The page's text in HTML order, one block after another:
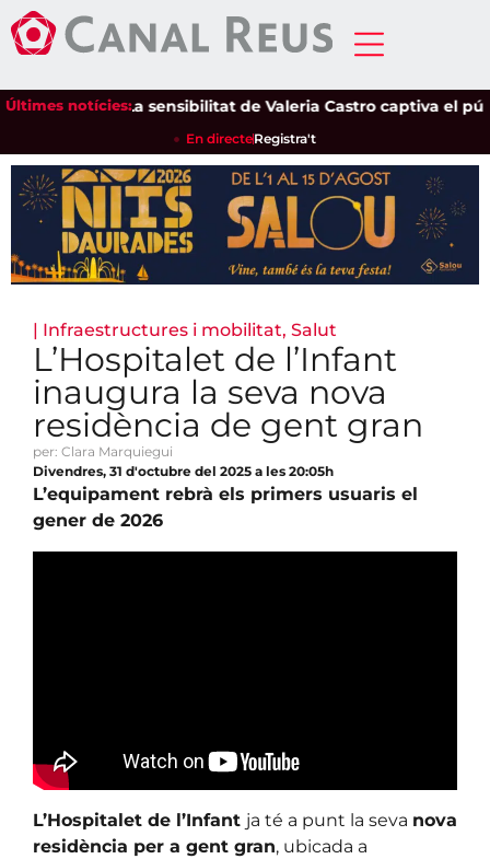
Últimes notícies:La sensibilitat de Valeria Castro captiva el públic
En directeRegistra't
| Infraestructures i mobilitat, Salut
L’Hospitalet de l’Infant
inaugura la seva nova
residència de gent gran
per: Clara Marquiegui
Divendres, 31 d'octubre del 2025 a les 20:05h
L’equipament rebrà els primers usuaris el
gener de 2026
L’Hospitalet de l’Infant ja té a punt la seva nova
residència per a gent gran, ubicada a